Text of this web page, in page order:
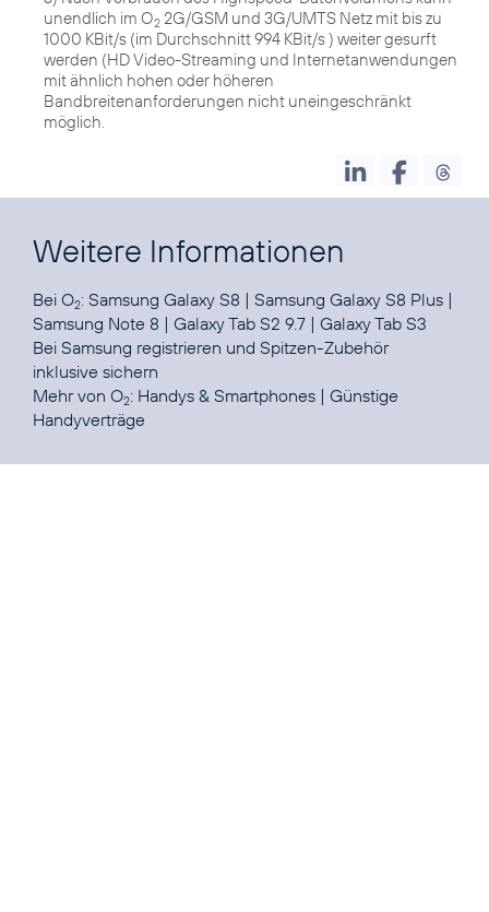
unendlich im O2 2G/GSM und 3G/UMTS Netz mit bis zu
1000 KBit/s (im Durchschnitt 994 KBit/s ) weiter gesurft
werden (HD Video-Streaming und Internetanwendungen
mit ähnlich hohen oder höheren
Bandbreitenanforderungen nicht uneingeschränkt
möglich.
Weitere Informationen
Bei O2: Samsung Galaxy S8 | Samsung Galaxy S8 Plus |
Samsung Note 8 | Galaxy Tab S2 9.7 | Galaxy Tab S3
Bei Samsung registrieren und Spitzen-Zubehör
inklusive sichern
Mehr von O2: Handys & Smartphones | Günstige
Handyverträge